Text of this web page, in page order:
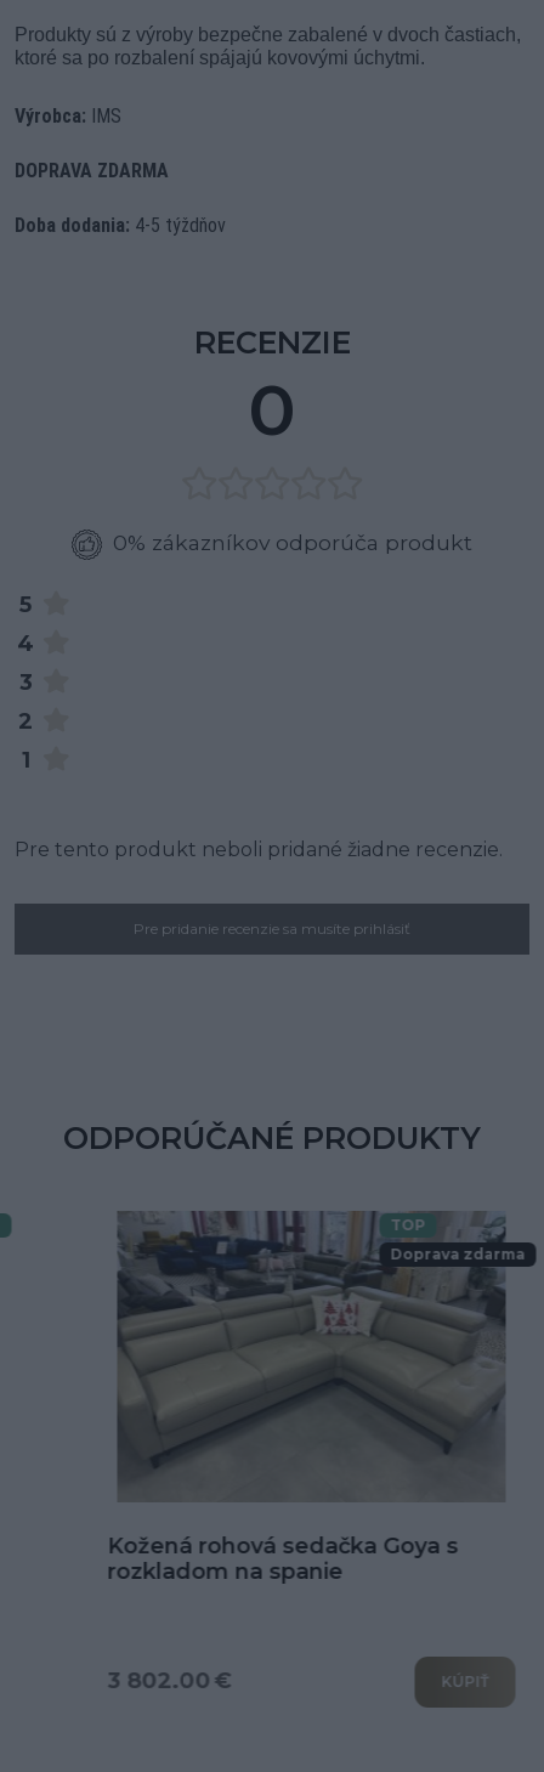
Produkty sú z výroby bezpečne zabalené v dvoch častiach,
ktoré sa po rozbalení spájajú kovovými úchytmi.
Výrobca: IMS
DOPRAVA ZDARMA
Doba dodania: 4-5 týždňov
RECENZIE
0
0% zákazníkov odporúča produkt
5
4
3
2
1
Pre tento produkt neboli pridané žiadne recenzie.
Pre pridanie recenzie sa musíte prihlásiť
ODPORÚČANÉ PRODUKTY
Doprava zdarma
Kožená rohová sedačka Goya s
rozkladom na spanie
3 802.00 € KÚPIŤ